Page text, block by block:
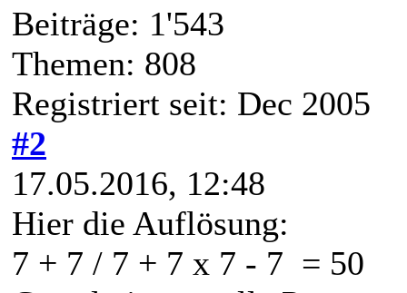
Beiträge: 1'543
Themen: 808
Registriert seit: Dec 2005
#2
17.05.2016, 12:48
Hier die Auflösung:
7 + 7 / 7 + 7 x 7 - 7 = 50